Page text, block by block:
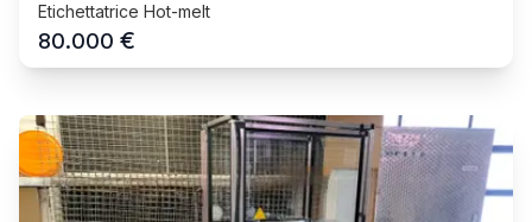
Etichettatrice Hot-melt
80.000 €